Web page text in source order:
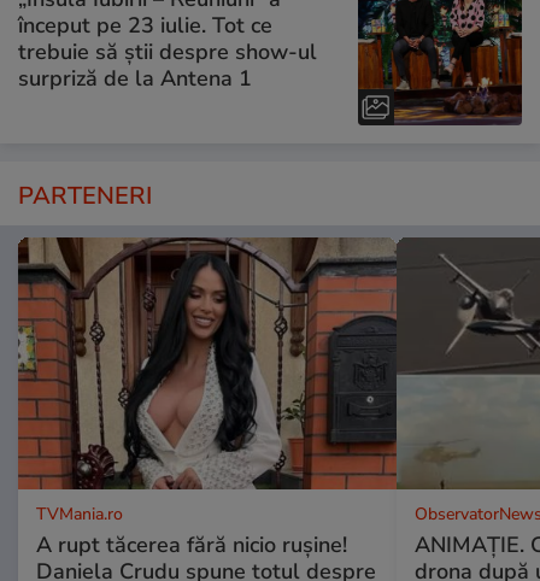
început pe 23 iulie. Tot ce
trebuie să știi despre show-ul
surpriză de la Antena 1
PARTENERI
TVMania.ro
A rupt tăcerea fără nicio rușine!
Daniela Crudu spune totul despre
ANIMAŢIE.
drona după